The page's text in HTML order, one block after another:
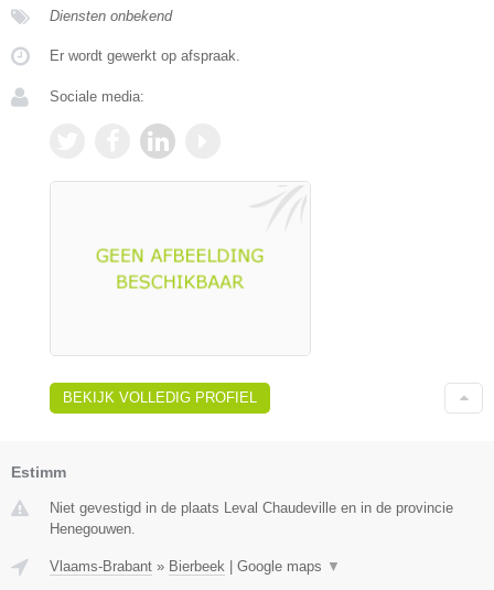
Diensten onbekend
Er wordt gewerkt op afspraak.
Sociale media:
BEKIJK VOLLEDIG PROFIEL
Estimm
Niet gevestigd in de plaats Leval Chaudeville en in de provincie
Henegouwen.
Vlaams-Brabant » Bierbeek Google maps ▼